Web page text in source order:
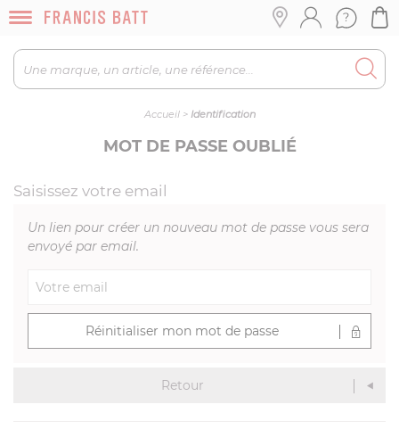
Accueil> Identification
MOT DE PASSE OUBLIÉ
Saisissez votre email
Un lien pour créer un nouveau mot de passe vous sera
envoyé par email.
Réinitialiser mon mot de passe
Retour